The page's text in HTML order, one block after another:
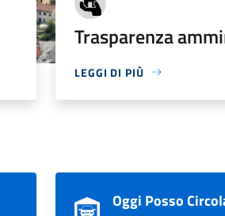
Trasparenza
LEGGI DI PIÙ
Oggi Posso